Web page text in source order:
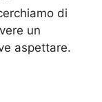
di
un
aspettare.